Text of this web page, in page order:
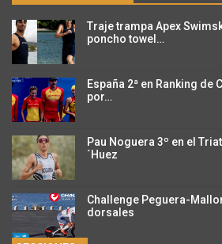
Traje trampa Apex
poncho towel…
España 2ª en Ranking
por…
Pau Noguera 3º en el
´Huez
Challenge Peguera-
dorsales